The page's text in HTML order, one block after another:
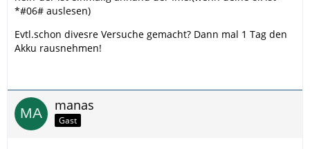
*#06# auslesen)
Evtl.schon divesre Versuche gemacht? Dann mal 1 Tag den
Akku rausnehmen!
manas
Gast